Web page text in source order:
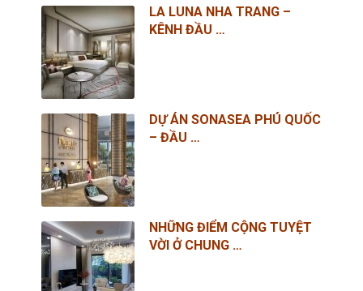
LA LUNA NHA TRANG –
KÊNH ĐẦU …
DỰ ÁN SONASEA PHÚ QUỐC
– ĐẦU …
NHỮNG ĐIỂM CỘNG TUYỆT
VỜI Ở CHUNG …